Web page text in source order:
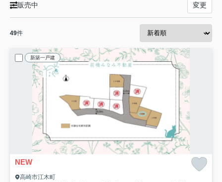
販売中 変更
49件
新築一戸建
NEW
高崎市江木町